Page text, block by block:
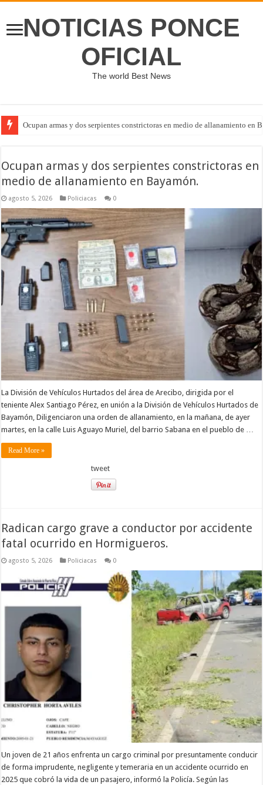
NOTICIAS PONCE
OFICIAL
The world Best News
Ocupan armas y dos serpientes constrictoras en medio de allanamiento en
Ocupan armas y dos serpientes constrictoras en
medio de allanamiento en Bayamón.
agosto 5, 2026 Policiacas 0
La División de Vehículos Hurtados del área de Arecibo, dirigida por el
teniente Alex Santiago Pérez, en unión a la División de Vehículos Hurtados de
Bayamón, Diligenciaron una orden de allanamiento, en la mañana, de ayer
martes, en la calle Luis Aguayo Muriel, del barrio Sabana en el pueblo de …
Read More »
tweet
Radican cargo grave a conductor por accidente
fatal ocurrido en Hormigueros.
agosto 5, 2026 Policiacas 0
Un joven de 21 años enfrenta un cargo criminal por presuntamente conducir
de forma imprudente, negligente y temeraria en un accidente ocurrido en
2025 que cobró la vida de un pasajero, informó la Policía. Según las